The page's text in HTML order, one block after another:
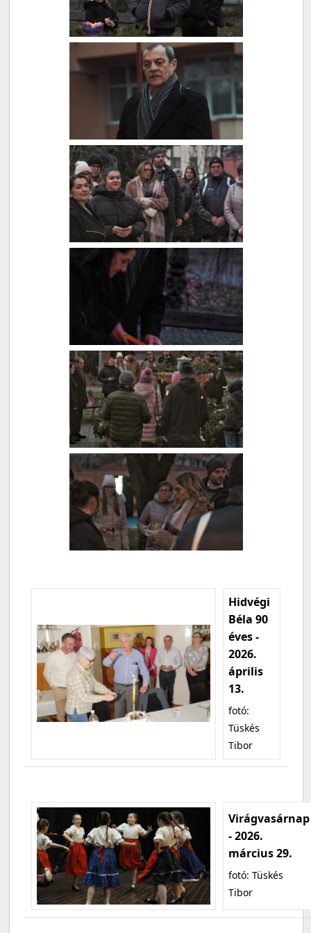
Hidvégi
Béla 90
éves -
2026.
április
13.
fotó:
Tüskés
Tibor
Virágvasárnap
- 2026.
március 29.
fotó: Tüskés
Tibor